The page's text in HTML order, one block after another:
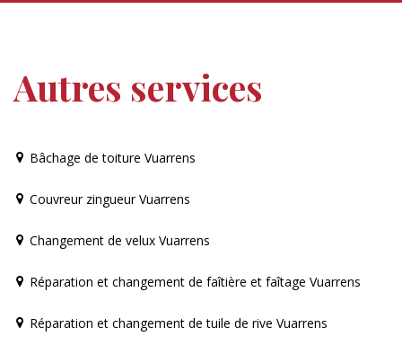
Autres services
Bâchage de toiture Vuarrens
Couvreur zingueur Vuarrens
Changement de velux Vuarrens
Réparation et changement de faîtière et faîtage Vuarrens
Réparation et changement de tuile de rive Vuarrens